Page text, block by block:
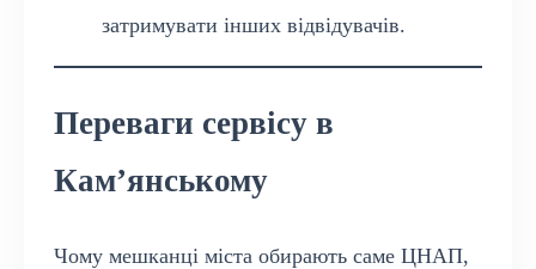
затримувати інших відвідувачів.
Переваги сервісу в
Кам’янському
Чому мешканці міста обирають саме ЦНАП,